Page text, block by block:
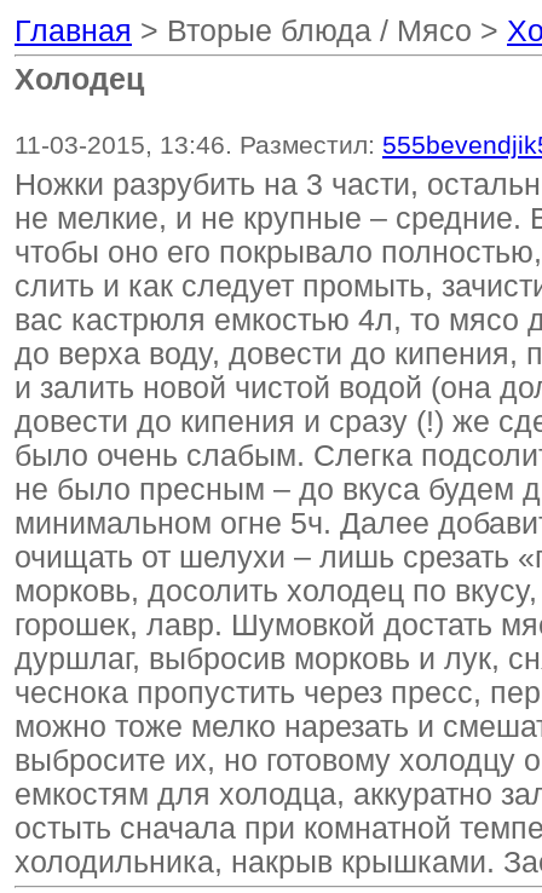
Главная > Вторые блюда / Мясо >
Холодец
11-03-2015, 13:46. Разместил:
Ножки разрубить на 3 части,
не мелкие, и не крупные – средние.
чтобы оно его покрывало
слить и как следует промыть,
вас кастрюля емкостью 4л, то
до верха воду, довести до кипения,
и залить новой чистой водой (она
довести до кипения и сразу (!) же
было очень слабым. Слегка
не было пресным – до вкуса будем
минимальном огне 5ч. Далее
очищать от шелухи – лишь срезать
морковь, досолить холодец по
горошек, лавр. Шумовкой достать
дуршлаг, выбросив морковь и лук,
чеснока пропустить через пресс,
можно тоже мелко нарезать и
выбросите их, но готовому холодцу
емкостям для холодца, аккуратно
остыть сначала при комнатной
холодильника, накрыв крышками.